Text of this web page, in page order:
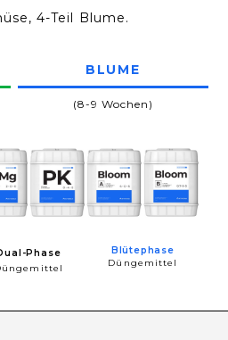
4-Teil Blume.
BLUME
(8-9 Wochen)
Phase
Blütephase
Düngemittel